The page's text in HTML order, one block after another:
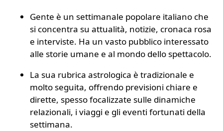
Gente è un settimanale popolare italiano che
si concentra su attualità, notizie, cronaca rosa
e interviste. Ha un vasto pubblico interessato
alle storie umane e al mondo dello spettacolo.
La sua rubrica astrologica è tradizionale e
molto seguita, offrendo previsioni chiare e
dirette, spesso focalizzate sulle dinamiche
relazionali, i viaggi e gli eventi fortunati della
settimana.